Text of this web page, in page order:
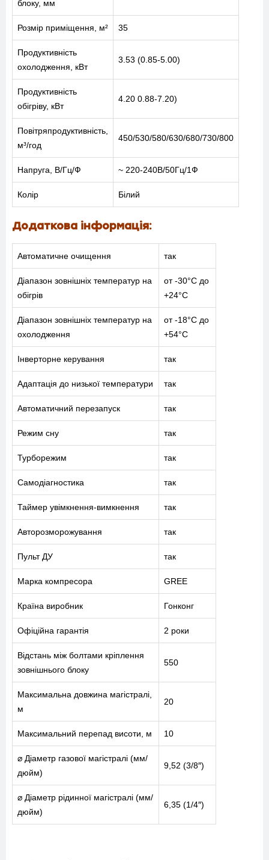
блоку, мм
Розмір приміщення, м² 35
Продуктивність
охолодження, кВт
3.53 (0.85-5.00)
Продуктивність
обігріву, кВт
4.20 0.88-7.20)
Повітряпродуктивність,
м³/год
450/530/580/630/680/730/800
Напруга, В/Гц/Ф ~ 220-240В/50Гц/1Ф
Колір Білий
Додаткова інформація:
Автоматичне очищення так
Діапазон зовнішніх температур на
обігрів
от -30°C до
+24°C
Діапазон зовнішніх температур на
охолодження
от -18°C до
+54°C
Інверторне керування так
Адаптація до низької температури так
Автоматичний перезапуск так
Режим сну так
Турборежим так
Самодіагностика так
Таймер увімкнення-вимкнення так
Авторозморожування так
Пульт ДУ так
Марка компресора GREE
Країна виробник Гонконг
Офіційна гарантія 2 роки
Відстань між болтами кріплення
зовнішнього блоку
550
Максимальна довжина магістралі,
м
20
Максимальний перепад висоти, м 10
⌀ Діаметр газової магістралі (мм/
дюйм)
9,52 (3/8″)
⌀ Діаметр рідинної магістралі (мм/
дюйм)
6,35 (1/4″)
МЕНЮ
ПОСЛУГИ
КАТАЛОГ
ПРО НАС
СПІВПРАЦЯ
+38-097-845-12-79 +38-093-147-27-29